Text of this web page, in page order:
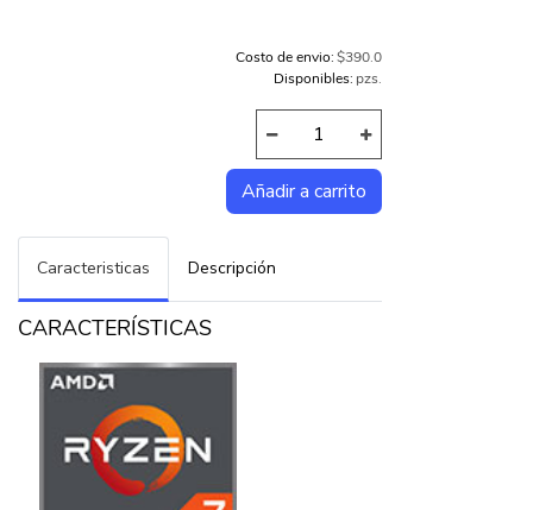
Costo de envio:$390.0
Disponibles: pzs.
Caracteristicas Descripción
CARACTERÍSTICAS